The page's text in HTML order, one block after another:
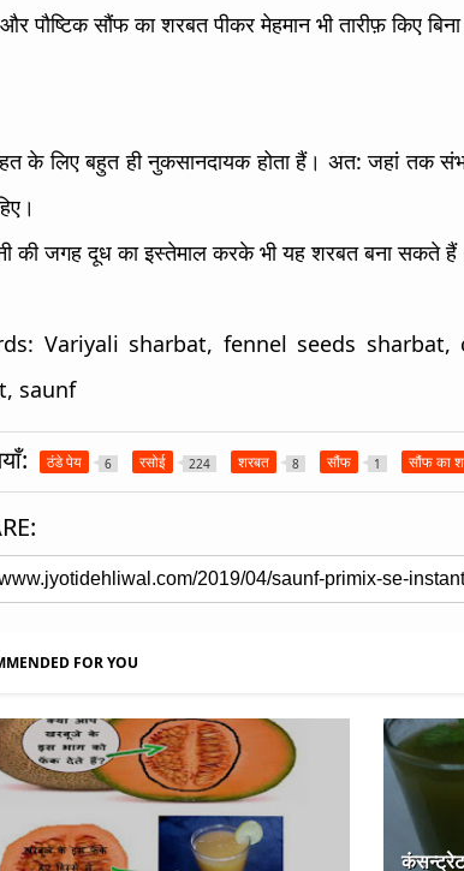
और पौष्टिक सौंफ का शरबत पीकर मेहमान भी तारीफ़ किए
के लिए बहुत ही नुकसानदायक होता हैं। अत: जहां तक
की जगह दूध का इस्तेमाल करके भी यह शरबत बना सकते
Variyali sharbat, fennel seeds
saunf
ठंडे पेय 6 रसोई 224 शरबत 8 सौंफ 1 सौंफ का
FOR YOU